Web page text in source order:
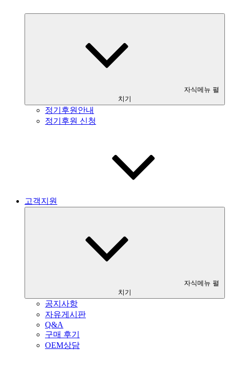
자식메뉴 펼
치기
정기후원안내
정기후원 신청
고객지원
자식메뉴 펼
치기
공지사항
자유게시판
Q&A
구매 후기
OEM상담